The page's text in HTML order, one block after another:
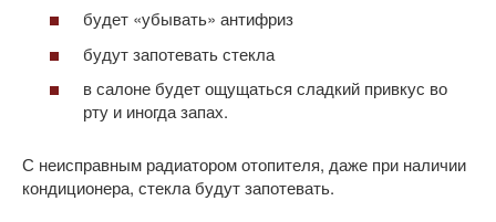
будет «убывать» антифриз
будут запотевать стекла
в салоне будет ощущаться сладкий привкус во
рту и иногда запах.
С неисправным радиатором отопителя, даже при наличии
кондиционера, стекла будут запотевать.